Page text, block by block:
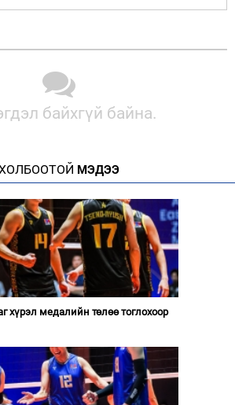
байхгүй байна.
МЭДЭЭ
хүрэл медалийн төлөө тоглохоор